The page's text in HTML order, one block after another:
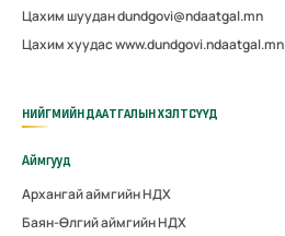
Цахим шуудан dundgovi@ndaatgal.mn
Цахим хуудас www.dundgovi.ndaatgal.mn
НИЙГМИЙН ДААТГАЛЫН ХЭЛТСҮҮД
Аймгууд
Архангай аймгийн НДХ
Баян-Өлгий аймгийн НДХ